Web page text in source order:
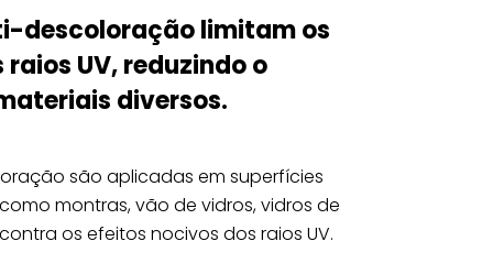
descoloração limitam os
UV, reduzindo o
diversos.
são aplicadas em superfícies
montras, vão de vidros, vidros de
os efeitos nocivos dos raios UV.